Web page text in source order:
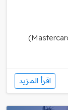
تعد منح مؤسسة ماستر كارد (Mastercard Foundation)
اقرأ المزيد